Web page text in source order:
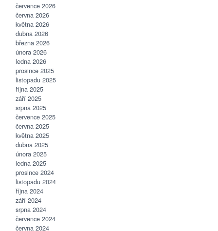
července 2026
června 2026
května 2026
dubna 2026
března 2026
února 2026
ledna 2026
prosince 2025
listopadu 2025
října 2025
září 2025
srpna 2025
července 2025
června 2025
května 2025
dubna 2025
února 2025
ledna 2025
prosince 2024
listopadu 2024
října 2024
září 2024
srpna 2024
července 2024
června 2024